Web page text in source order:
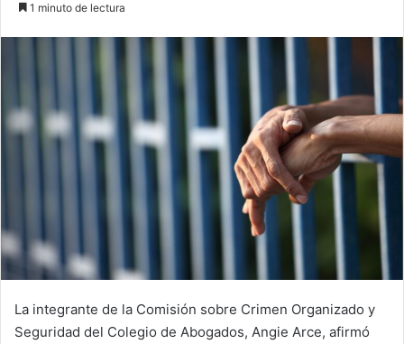
1 minuto de lectura
La integrante de la Comisión sobre Crimen Organizado y
Seguridad del Colegio de Abogados, Angie Arce, afirmó